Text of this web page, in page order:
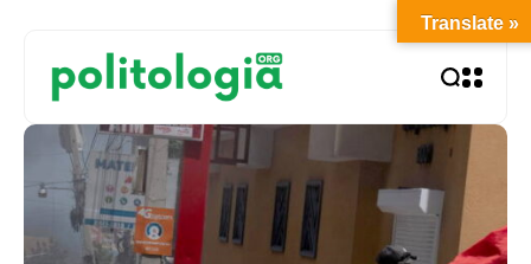
Translate »